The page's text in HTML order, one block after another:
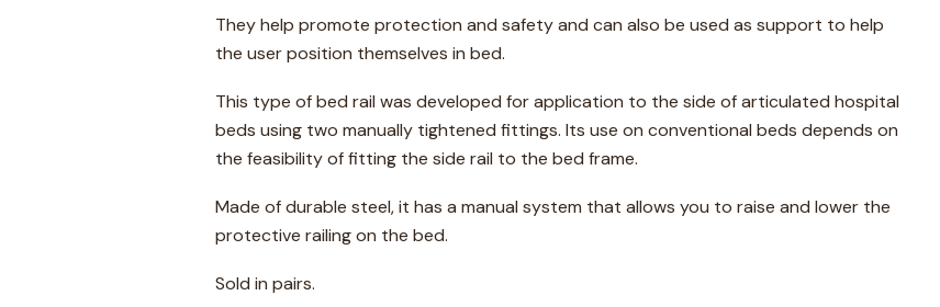
They help promote protection and safety and can also be used as support to help
the user position themselves in bed.
This type of bed rail was developed for application to the side of articulated hospital
beds using two manually tightened fittings. Its use on conventional beds depends on
the feasibility of fitting the side rail to the bed frame.
Made of durable steel, it has a manual system that allows you to raise and lower the
protective railing on the bed.
Sold in pairs.